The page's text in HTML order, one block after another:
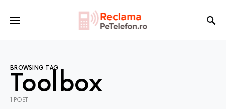
BROWSING TAG
Toolbox
1 POST